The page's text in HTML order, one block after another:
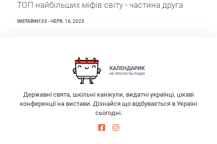
ТОП найбільших міфів світу - частина друга
INSTABIN123 - ЧЕРВ. 16, 2023
КАЛЕНДАРИК
НЕ ПРОПУСТИ ПОДІЮ
Державні свята, шкільні канікули, видатні українці, цікаві
конференції на вистави. Дізнайся що відбувається в Україні
сьогодні.